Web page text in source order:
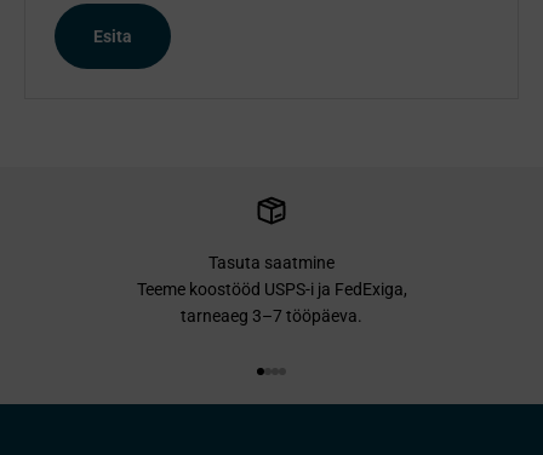
Esita
Tasuta saatmine
Teeme koostööd USPS-i ja FedExiga,
tarneaeg 3–7 tööpäeva.